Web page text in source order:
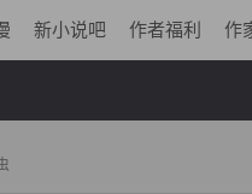
新小说吧 作者福利 作